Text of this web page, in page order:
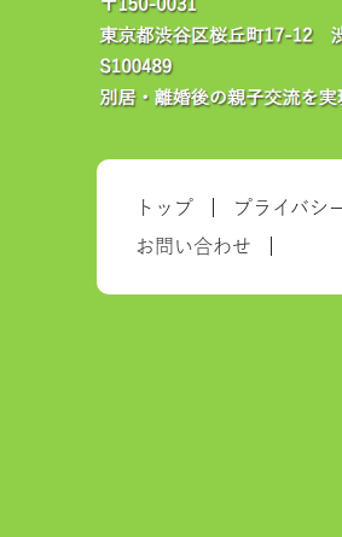
トップ プライバシ
お問い合わせ